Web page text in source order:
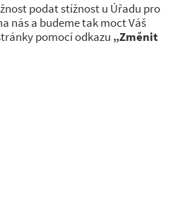
podat stížnost u Úřadu pro
nás a budeme tak moct Váš
pomocí odkazu „Změnit